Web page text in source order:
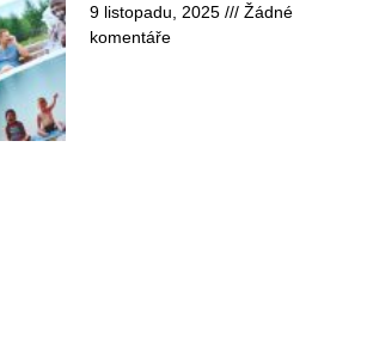
9 listopadu, 2025
Žádné
komentáře